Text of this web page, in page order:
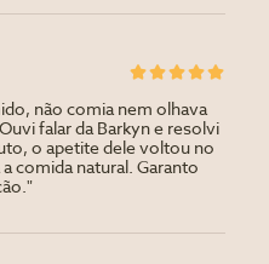
não comia nem olhava
falar da Barkyn e resolvi
o apetite dele voltou no
comida natural. Garanto